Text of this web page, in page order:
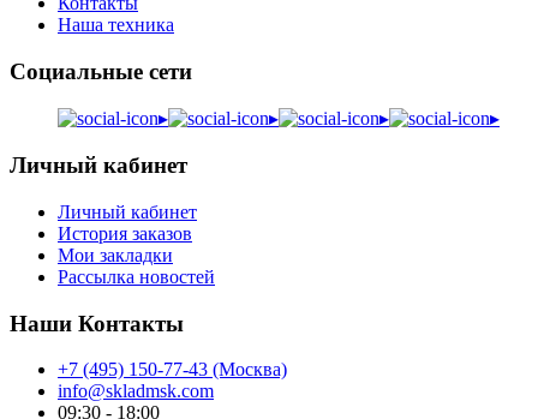
Наша техника
Социальные сети
▸ ▸ ▸ ▸
Личный кабинет
Личный кабинет
История заказов
Мои закладки
Рассылка новостей
Наши Контакты
+7 (495) 150-77-43 (Москва)
info@skladmsk.com
09:30 - 18:00